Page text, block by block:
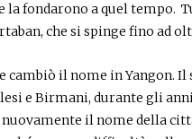
la fondarono a quel tempo.
che si spinge fino ad
cambiò il nome in Yangon.
e Birmani, durante gli anni
il nome della